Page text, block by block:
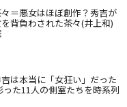
々＝悪女はほぼ創作？秀吉が
背負わされた茶々(井上和)
吉は本当に「女狂い」だった
た11人の側室たちを時系列